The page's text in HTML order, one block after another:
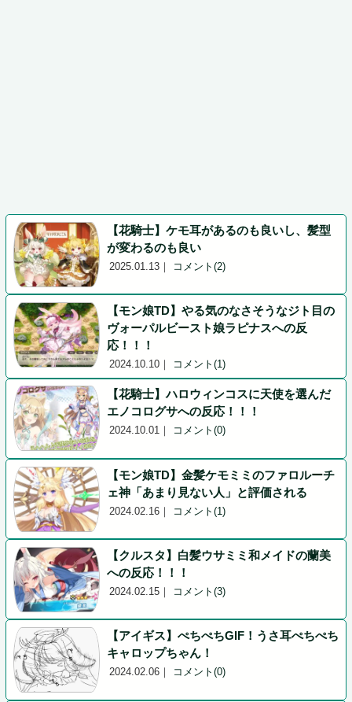
2025.01.13 ｜ コメント(2)
【花騎士】ケモ耳があるのも良いし、髪型
が変わるのも良い
2024.10.10 ｜ コメント(1)
【モン娘TD】やる気のなさそうなジト目の
ヴォーパルビースト娘ラピナスへの反
応！！！
2024.10.01 ｜ コメント(0)
【花騎士】ハロウィンコスに天使を選んだ
エノコログサへの反応！！！
2024.02.16 ｜ コメント(1)
【モン娘TD】金髪ケモミミのファロルーチ
ェ神「あまり見ない人」と評価される
2024.02.15 ｜ コメント(3)
【クルスタ】白髪ウサミミ和メイドの蘭美
への反応！！！
2024.02.06 ｜ コメント(0)
【アイギス】ぺちぺちGIF！うさ耳ぺちぺち
キャロップちゃん！